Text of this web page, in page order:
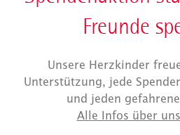
Freunde
Unsere Herzkinder
Unterstützung, jede
und jeden
Alle Infos über